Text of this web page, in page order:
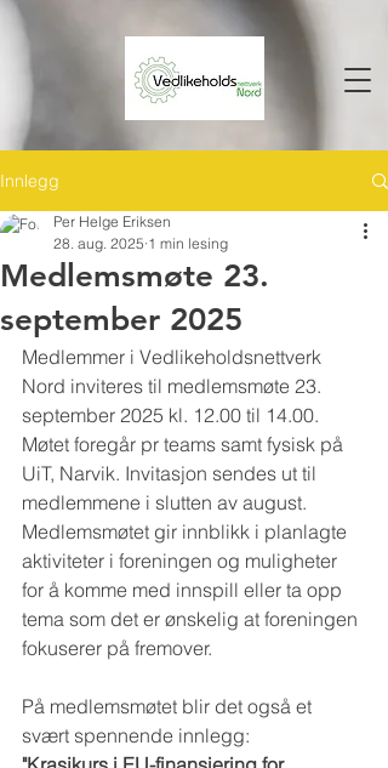
Innlegg
Medlemsmøte 23.
september 2025
Per Helge Eriksen
28. aug. 2025 1 min lesing
Medlemmer i Vedlikeholdsnettverk
Nord inviteres til medlemsmøte 23.
september 2025 kl. 12.00 til 14.00.
Møtet foregår pr teams samt fysisk på
UiT, Narvik. Invitasjon sendes ut til
medlemmene i slutten av august.
Medlemsmøtet gir innblikk i planlagte
aktiviteter i foreningen og muligheter
for å komme med innspill eller ta opp
tema som det er ønskelig at foreningen
fokuserer på fremover.
På medlemsmøtet blir det også et
svært spennende innlegg: